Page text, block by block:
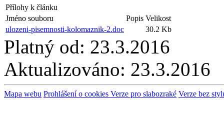
Přílohy k článku
Jméno souboru
Popis Velikost
ulozeni-pisemnosti-kolomaznik-2.doc
30.2 Kb
Platný od: 23.3.2016
Aktualizováno: 23.3.2016
Mapa webu Prohlášení o cookies Verze pro slabozraké Verze bez